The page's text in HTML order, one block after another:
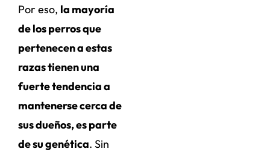
Por eso, la mayoría
de los perros que
pertenecen a estas
razas tienen una
fuerte tendencia a
mantenerse cerca de
sus dueños, es parte
de su genética. Sin